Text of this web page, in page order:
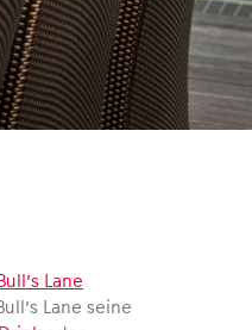
Lane
Lane seine